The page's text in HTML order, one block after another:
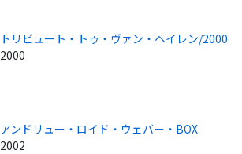
トリビュート・トゥ・ヴァン・ヘイレン/2000
2000
アンドリュー・ロイド・ウェバー・BOX
2002